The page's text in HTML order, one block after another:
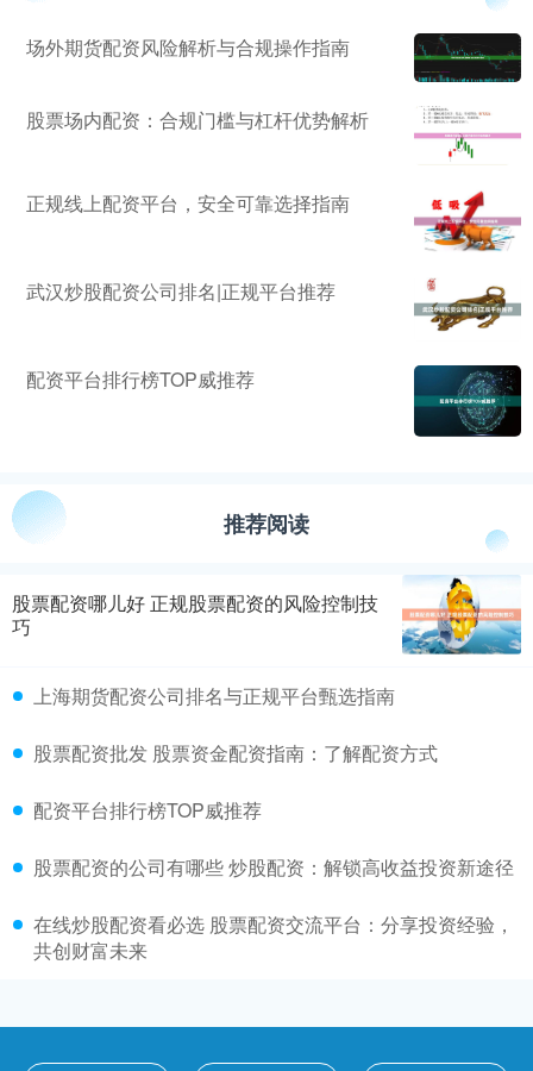
场外期货配资风险解析与合规操作指南
股票场内配资：合规门槛与杠杆优势解析
正规线上配资平台，安全可靠选择指南
武汉炒股配资公司排名|正规平台推荐
配资平台排行榜TOP威推荐
推荐阅读
股票配资哪儿好 正规股票配资的风险控制技
巧
上海期货配资公司排名与正规平台甄选指南
股票配资批发 股票资金配资指南：了解配资方式
配资平台排行榜TOP威推荐
股票配资的公司有哪些 炒股配资：解锁高收益投资新途径
在线炒股配资看必选 股票配资交流平台：分享投资经验，
共创财富未来